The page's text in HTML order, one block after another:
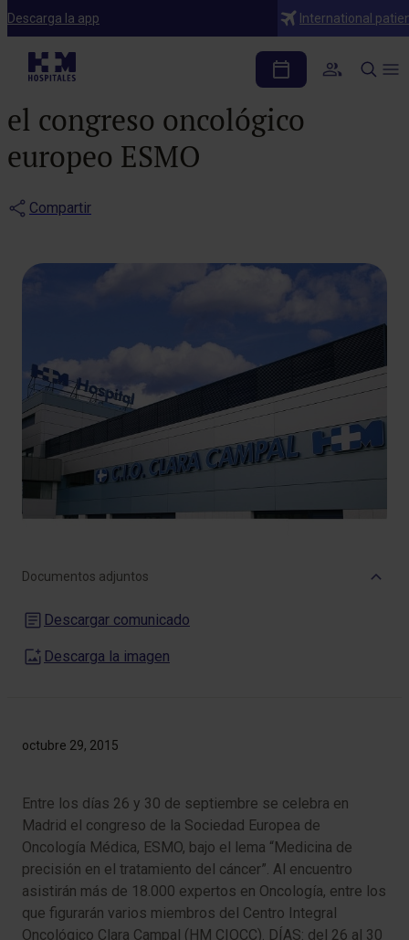
Descarga la app International
Notas de prensa
Importante participación
de expertos de HM CIOCC en
el congreso oncológico
europeo ESMO
Compartir
octubre 29, 2015
Entre los días 26 y 30 de septiembre se celebra en
Madrid el congreso de la Sociedad Europea de
Oncología Médica, ESMO, bajo el lema “Medicina de
precisión en el tratamiento del cáncer”. Al encuentro
asistirán más de 18.000 expertos en Oncología, entre los
que figurarán varios miembros del Centro Integral
Oncológico Clara Campal (HM CIOCC). DÍAS: del 26 al 30
Documentos adjuntos
Descargar comunicado
Descarga la imagen